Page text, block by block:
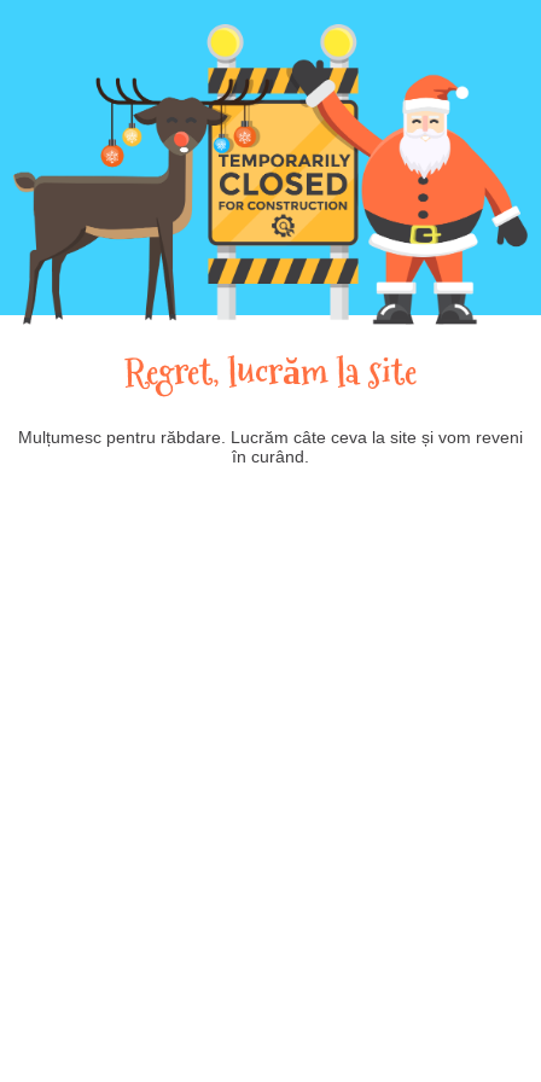
Regret, lucrăm la site
Mulțumesc pentru răbdare. Lucrăm câte ceva la site și vom reveni
în curând.